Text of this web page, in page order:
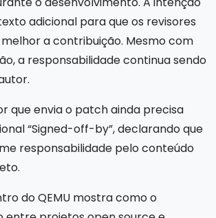
adicional para que os revisores
a contribuição. Mesmo com
a responsabilidade continua sendo
que envia o patch ainda precisa
“Signed-off-by”, declarando que
responsabilidade pelo conteúdo
do QEMU mostra como o